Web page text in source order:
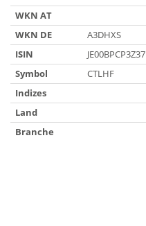
WKN AT
WKN DE
A3DHXS
ISIN
JE00BPCP3Z37
Symbol
CTLHF
Indizes
Land
Branche